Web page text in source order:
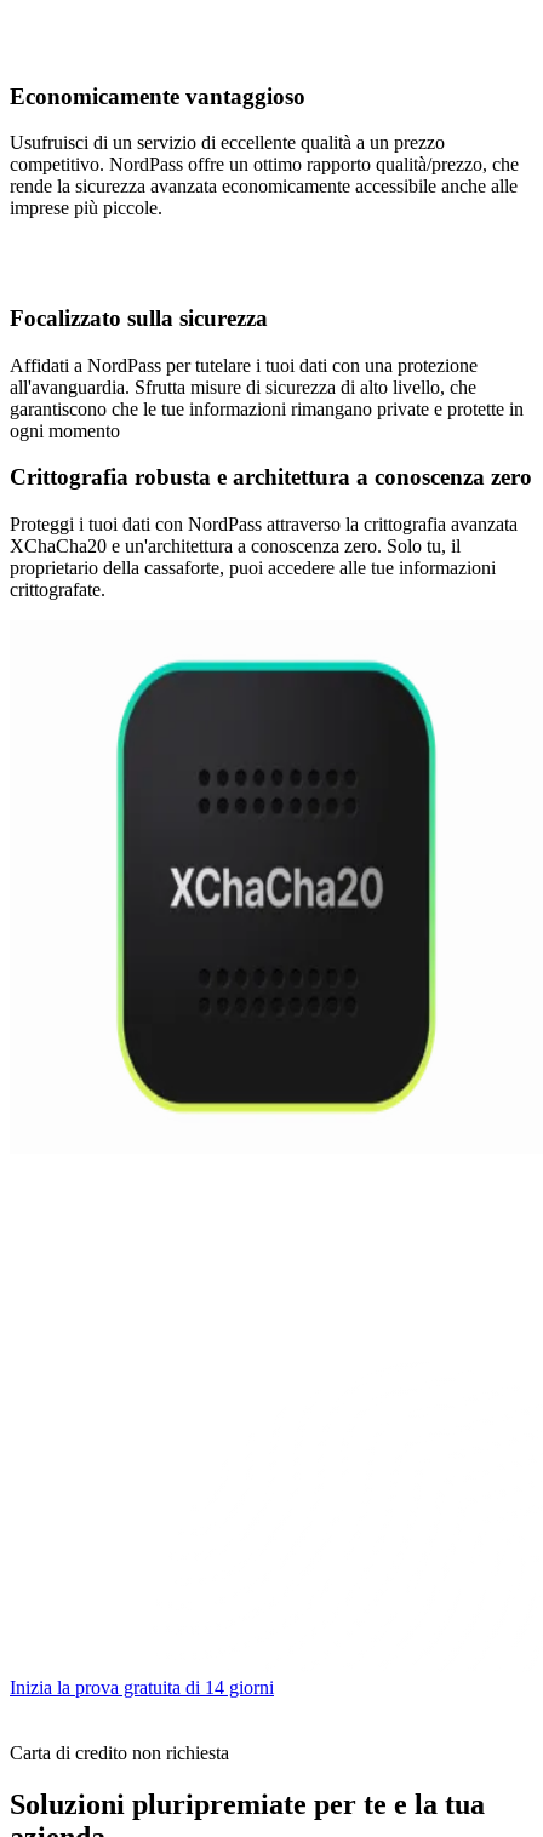
Economicamente vantaggioso
Usufruisci di un servizio di eccellente qualità a un prezzo
competitivo. NordPass offre un ottimo rapporto qualità/prezzo, che
rende la sicurezza avanzata economicamente accessibile anche alle
imprese più piccole.
Focalizzato sulla sicurezza
Affidati a NordPass per tutelare i tuoi dati con una protezione
all'avanguardia. Sfrutta misure di sicurezza di alto livello, che
garantiscono che le tue informazioni rimangano private e protette in
ogni momento​
Crittografia robusta e architettura a conoscenza zero
Proteggi i tuoi dati con NordPass attraverso la crittografia avanzata
XChaCha20 e un'architettura a conoscenza zero. Solo tu, il
proprietario della cassaforte, puoi accedere alle tue informazioni
crittografate.
Inizia la prova gratuita di 14 giorni
Carta di credito non richiesta
Soluzioni pluripremiate per te e la tua